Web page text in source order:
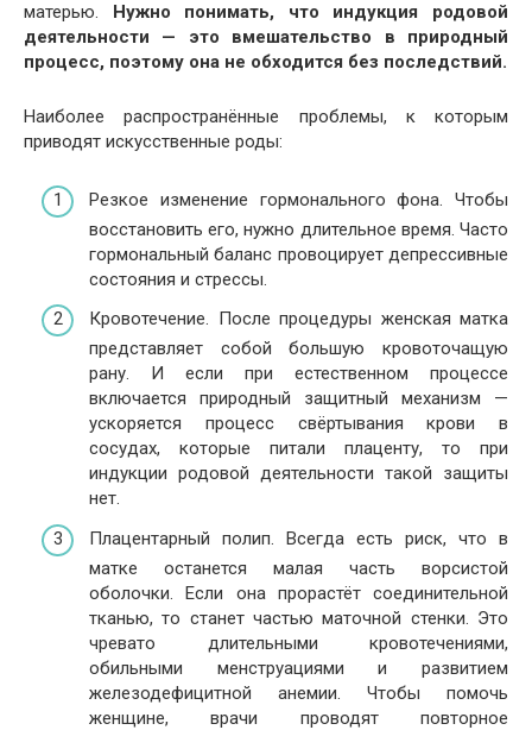
матерью. Нужно понимать, что индукция родовой
деятельности — это вмешательство в природный
процесс, поэтому она не обходится без последствий.
Наиболее распространённые проблемы, к которым
приводят искусственные роды:
Резкое изменение гормонального фона. Чтобы
восстановить его, нужно длительное время. Часто
гормональный баланс провоцирует депрессивные
состояния и стрессы.
Кровотечение. После процедуры женская матка
представляет собой большую кровоточащую
рану. И если при естественном процессе
включается природный защитный механизм —
ускоряется процесс свёртывания крови в
сосудах, которые питали плаценту, то при
индукции родовой деятельности такой защиты
нет.
Плацентарный полип. Всегда есть риск, что в
матке останется малая часть ворсистой
оболочки. Если она прорастёт соединительной
тканью, то станет частью маточной стенки. Это
чревато длительными кровотечениями,
обильными менструациями и развитием
железодефицитной анемии. Чтобы помочь
женщине, врачи проводят повторное